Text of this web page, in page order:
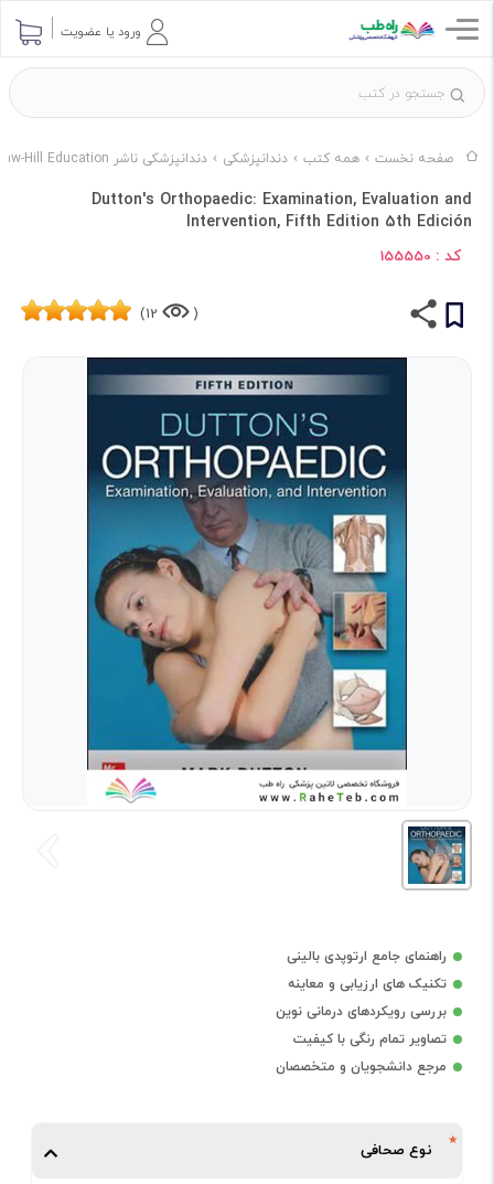
ورود یا عضویت
صفحه نخست همه کتب دندانپزشکی دندانپزشکی ناشر McGraw-Hill Education
Dutton's Orthopaedic: Examination, Evaluation and
Intervention, Fifth Edition 5th Edición
کد : 155550
(
12)
راهنمای جامع ارتوپدی بالینی
تکنیک های ارزیابی و معاینه
بررسی رویکردهای درمانی نوین
تصاویر تمام رنگی با کیفیت
مرجع دانشجویان و متخصصان
نوع صحافی